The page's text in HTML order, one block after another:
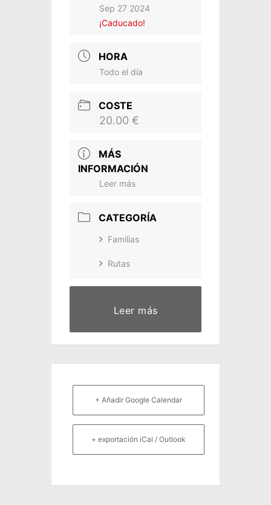
Sep 27 2024
¡Caducado!
HORA
Todo el día
COSTE
20.00 €
MÁS
INFORMACIÓN
Leer más
CATEGORÍA
Familias
Rutas
Leer más
+ Añadir Google Calendar
+ exportación iCal / Outlook